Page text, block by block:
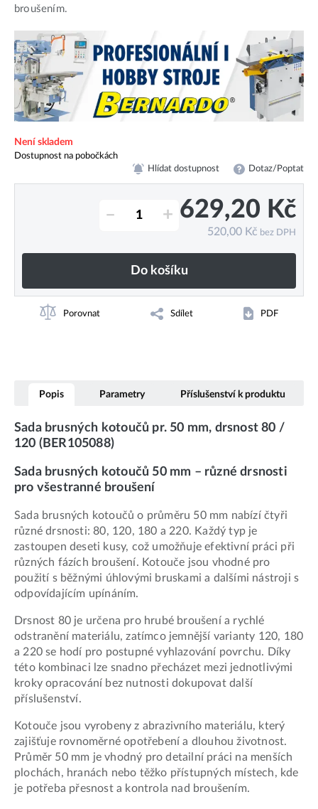
broušením.
Není skladem
Dostupnost na pobočkách
Hlídat dostupnost Dotaz/Poptat
– + 629,20 Kč
520,00 Kč bez DPH
Do košíku
Porovnat Sdílet PDF
Popis Parametry Příslušenství k produktu
Sada brusných kotoučů pr. 50 mm, drsnost 80 /
120 (BER105088)
Sada brusných kotoučů 50 mm – různé drsnosti
pro všestranné broušení
Sada brusných kotoučů o průměru 50 mm nabízí čtyři
různé drsnosti: 80, 120, 180 a 220. Každý typ je
zastoupen deseti kusy, což umožňuje efektivní práci při
různých fázích broušení. Kotouče jsou vhodné pro
použití s běžnými úhlovými bruskami a dalšími nástroji s
odpovídajícím upínáním.
Drsnost 80 je určena pro hrubé broušení a rychlé
odstranění materiálu, zatímco jemnější varianty 120, 180
a 220 se hodí pro postupné vyhlazování povrchu. Díky
této kombinaci lze snadno přecházet mezi jednotlivými
kroky opracování bez nutnosti dokupovat další
příslušenství.
Kotouče jsou vyrobeny z abrazivního materiálu, který
zajišťuje rovnoměrné opotřebení a dlouhou životnost.
Průměr 50 mm je vhodný pro detailní práci na menších
plochách, hranách nebo těžko přístupných místech, kde
je potřeba přesnost a kontrola nad broušením.